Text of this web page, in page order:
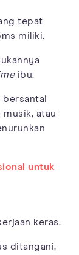
tepat
miliki.
ibu.
bersantai
atau
untuk
keras.
ditangani,